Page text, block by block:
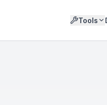
Tools